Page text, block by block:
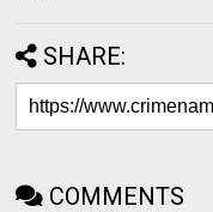
SHARE:
COMMENTS